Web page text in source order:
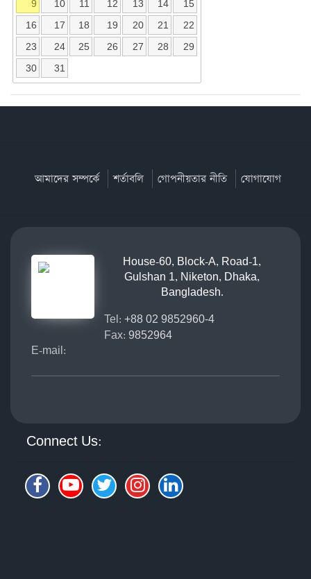
9
10 11 12 13 14
15
16
17 18 19 20 21
22
23
24 25 26 27 28
29
30
31
আমাদের সম্পর্কে শর্তাবলি গোপনীয়তার নীতি যোগাযোগ
House-60, Block-A, Road-1,
Gulshan 1, Niketon, Dhaka,
Bangladesh.
Tel: +88 02 9852960-4
Fax: 9852964
E-mail:
Connect Us: